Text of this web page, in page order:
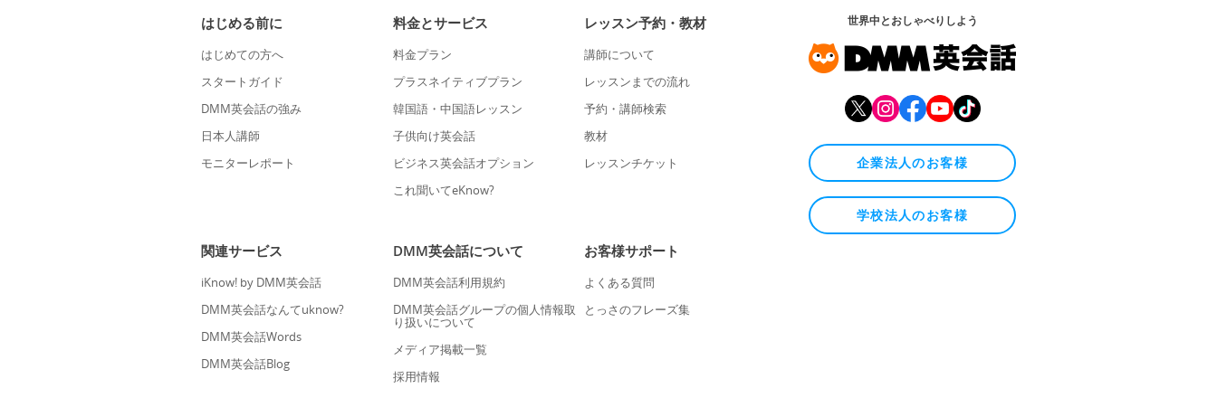
はじめる前に
はじめての方へ
スタートガイド
DMM英会話の強み
日本人講師
モニターレポート
料金とサービス
料金プラン
プラスネイティブプラン
韓国語・中国語レッスン
子供向け英会話
ビジネス英会話オプション
これ聞いてeKnow?
レッスン予約・教材
講師について
レッスンまでの流れ
予約・講師検索
教材
レッスンチケット
関連サービス
iKnow! by DMM英会話
DMM英会話なんてuknow?
DMM英会話Words
DMM英会話Blog
DMM英会話について
DMM英会話利用規約
DMM英会話グループの個人情報取
り扱いについて
メディア掲載一覧
採用情報
お客様サポート
よくある質問
とっさのフレーズ集
世界中とおしゃべりしよう
企業法人のお客様
学校法人のお客様